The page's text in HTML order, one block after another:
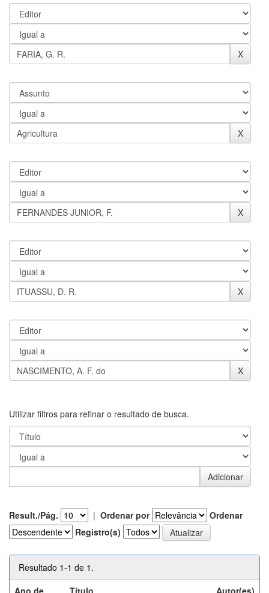
Utilizar filtros para refinar o resultado de busca.
Result./Pág. | Ordenar por
Ordenar
Registro(s)
Resultado 1-1 de 1.
Ano de
Título Autor(es)